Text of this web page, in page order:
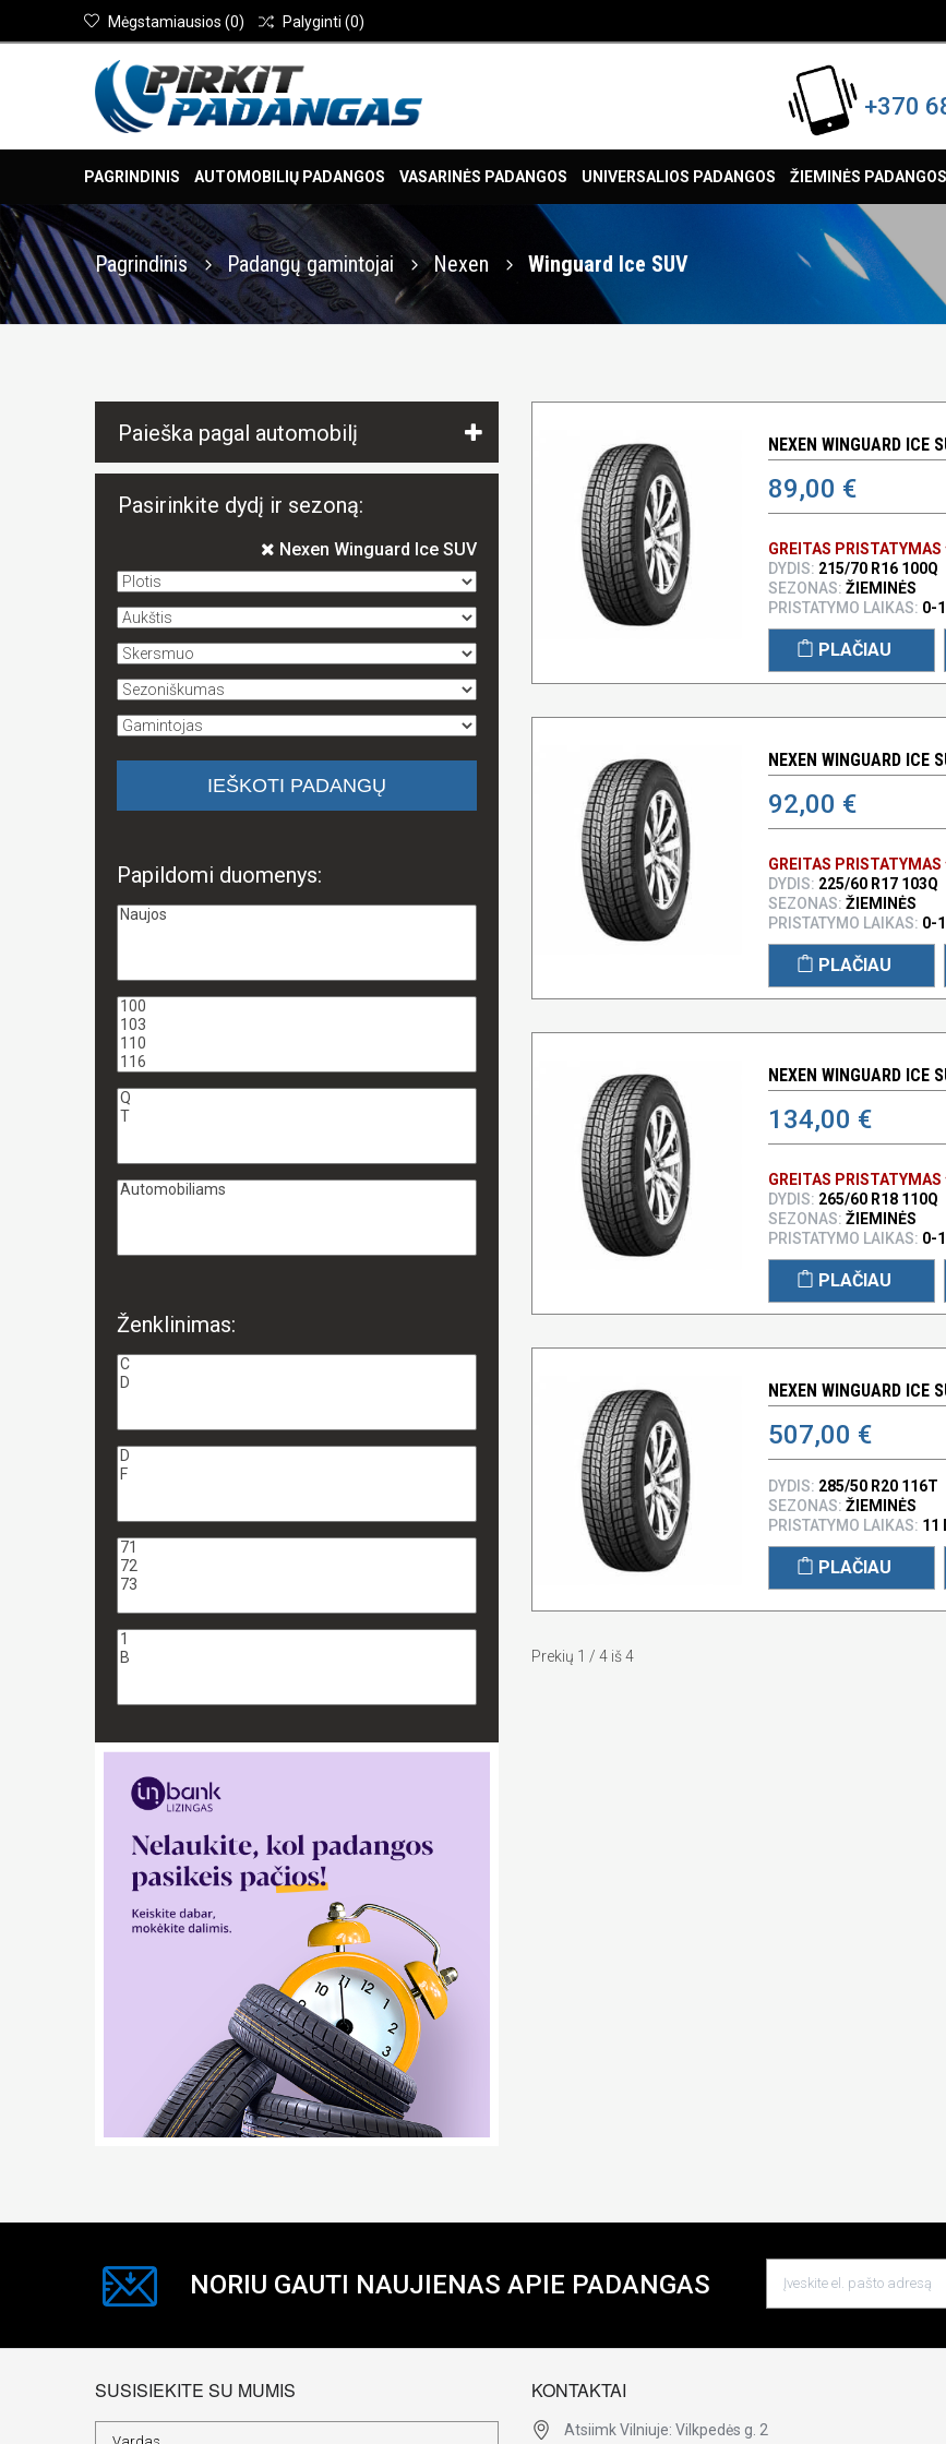
Mėgstamiausios (0) Palyginti (0)
+370
PAGRINDINIS AUTOMOBILIŲ PADANGOS VASARINĖS PADANGOS UNIVERSALIOS PADANGOS ŽIEMINĖS PADANGOS
Pagrindinis Padangų gamintojai Nexen Winguard Ice SUV
Paieška pagal automobilį
Pasirinkite dydį ir sezoną:
Nexen Winguard Ice SUV
Papildomi duomenys:
Ženklinimas:
NEXEN WINGUARD ICE
89,00 €
GREITAS PRISTATYMAS
DYDIS: 215/70 R16 100Q
SEZONAS: ŽIEMINĖS
PRISTATYMO LAIKAS: 0-
PLAČIAU
NEXEN WINGUARD ICE
92,00 €
GREITAS PRISTATYMAS
DYDIS: 225/60 R17 103Q
SEZONAS: ŽIEMINĖS
PRISTATYMO LAIKAS: 0-
PLAČIAU
NEXEN WINGUARD ICE
134,00 €
GREITAS PRISTATYMAS
DYDIS: 265/60 R18 110Q
SEZONAS: ŽIEMINĖS
PRISTATYMO LAIKAS: 0-
PLAČIAU
NEXEN WINGUARD ICE
507,00 €
DYDIS: 285/50 R20 116T
SEZONAS: ŽIEMINĖS
PRISTATYMO LAIKAS: 11
PLAČIAU
Prekių 1 / 4 iš 4
NORIU GAUTI NAUJIENAS APIE PADANGAS
SUSISIEKITE SU MUMIS KONTAKTAI
Atsiimk Vilniuje: Vilkpedės g. 2